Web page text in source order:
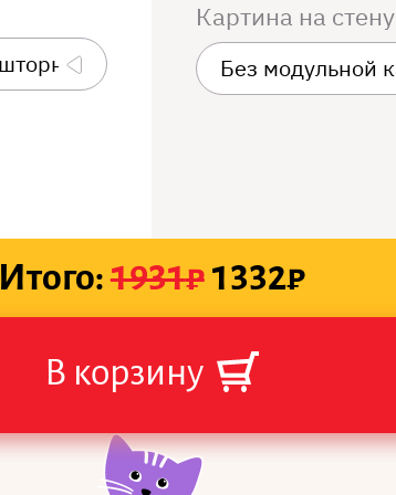
Картина на стену
Итого:1931₽1332₽
В корзину